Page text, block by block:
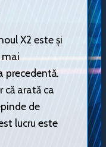
X2 este și
mai
precedentă.
că arată ca
de
lucru este